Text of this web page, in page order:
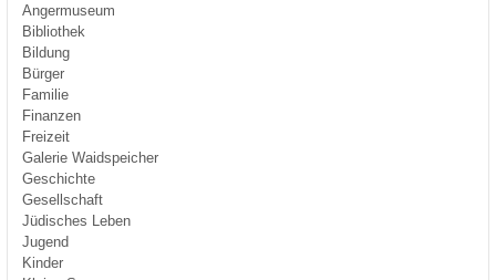
Angermuseum
Bibliothek
Bildung
Bürger
Familie
Finanzen
Freizeit
Galerie Waidspeicher
Geschichte
Gesellschaft
Jüdisches Leben
Jugend
Kinder